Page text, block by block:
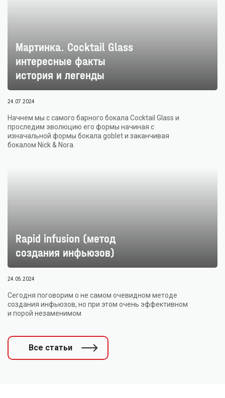
Мартинка. Cocktail Glass
интересные факты
история и легенды
24.07.2024
Начнем мы с самого барного бокала Cocktail Glass и
проследим эволюцию его формы начиная с
изначальной формы бокала goblet и заканчивая
бокалом Nick & Nora.
Rapid infusion (метод
создания инфьюзов)
24.05.2024
Сегодня поговорим о не самом очевидном методе
создания инфьюзов, но при этом очень эффективном
и порой незаменимом
Все статьи